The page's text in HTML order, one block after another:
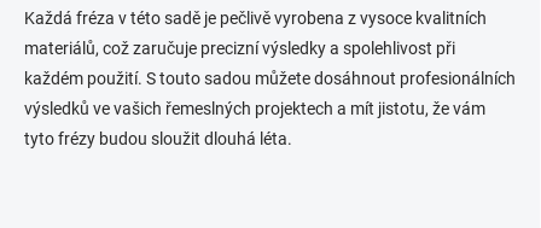
Každá fréza v této sadě je pečlivě vyrobena z vysoce kvalitních
materiálů, což zaručuje precizní výsledky a spolehlivost při
každém použití. S touto sadou můžete dosáhnout profesionálních
výsledků ve vašich řemeslných projektech a mít jistotu, že vám
tyto frézy budou sloužit dlouhá léta.